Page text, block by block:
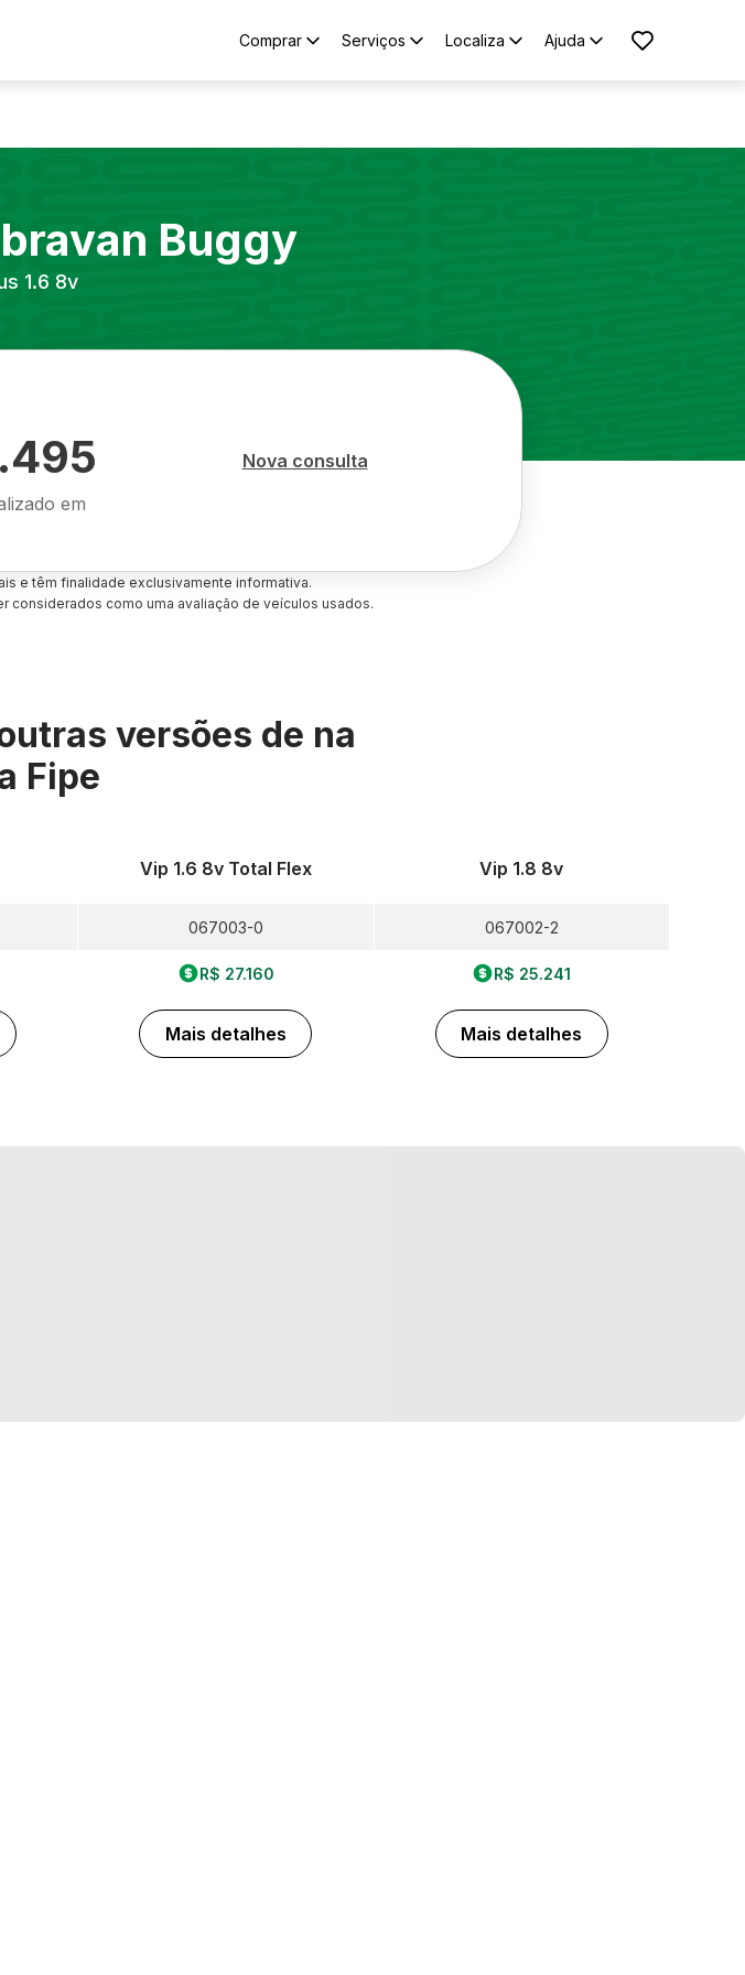
Comprar Serviços Localiza Ajuda
Buggy
1.6 8v
em
Nova consulta
e têm finalidade exclusivamente informativa.
considerados como uma avaliação de veículos usados.
versões de na
Fipe
Vip 1.6 8v Total Flex
067003-0
R$ 27.160
Mais detalhes
Vip 1.8 8v
067002-2
R$ 25.241
Mais detalhes